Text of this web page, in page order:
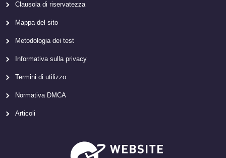
Clausola di riservatezza
Mappa del sito
Metodologia dei test
Informativa sulla privacy
Termini di utilizzo
Normativa DMCA
Articoli